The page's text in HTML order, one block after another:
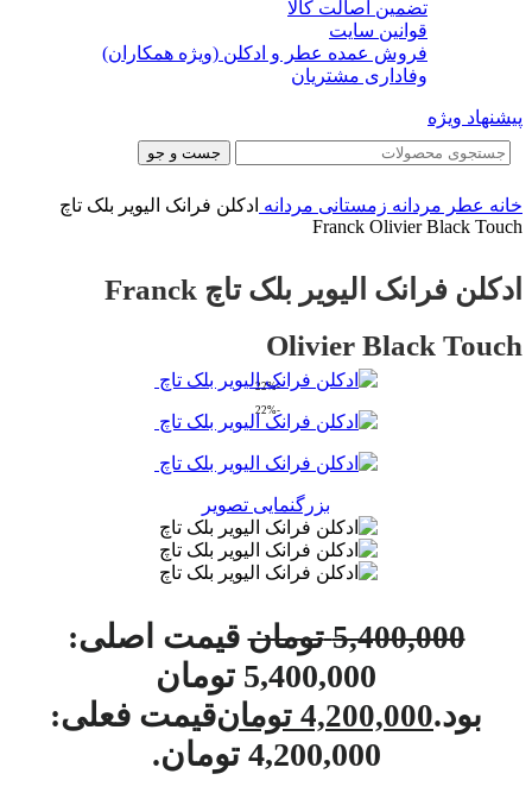
تضمین اصالت کالا
قوانین سایت
فروش عمده عطر و ادکلن (ویژه همکاران)
وفاداری مشتریان
پیشنهاد ویژه
جست و جو
خانه عطر مردانه زمستانی مردانه ادکلن فرانک الیویر بلک تاچ
Franck Olivier Black Touch
ادکلن فرانک الیویر بلک تاچ Franck
Olivier Black Touch
-22%
-22%
بزرگنمایی تصویر
5,400,000 تومان قیمت اصلی:
5,400,000 تومان
بود.4,200,000 تومانقیمت فعلی:
4,200,000 تومان.